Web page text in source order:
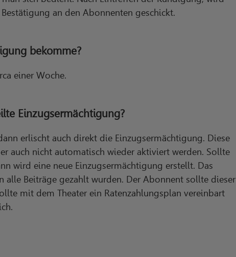
an den Abonnenten geschickt.
bekomme?
einer Woche.
Einzugsermächtigung?
erlischt auch direkt die Einzugsermächtigung. Diese
auch nicht automatisch wieder aktiviert werden. Sollte
wird eine neue Einzugsermächtigung erstellt. Das
Beiträge gezahlt wurden. Der Abonnent sollte dieser
mit dem Theater ein Ratenzahlungsplan vereinbart